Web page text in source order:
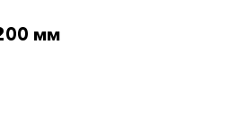
мм